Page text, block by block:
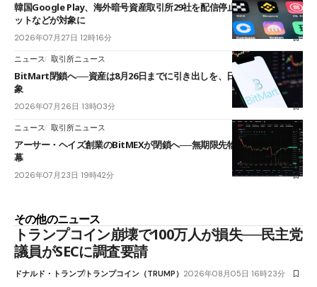
韓国Google Play、海外暗号資産取引所29社を配信停止──OKXやバイビ
ットなどが対象に
2026年07月27日 12時16分
ニュース 取引所ニュース
BitMart閉鎖へ──資産は8月26日までに引き出しを、日本人利用者も対
象
2026年07月26日 13時03分
ニュース 取引所ニュース
アーサー・ヘイズ創業のBitMEXが閉鎖へ──無期限先物を生んだ11年に
幕
2026年07月23日 19時42分
その他のニュース
トランプコイン崩壊で100万人が損失──民主党
議員がSECに調査要請
ドナルド・トランプトランプコイン（TRUMP） 2026年08月05日 16時23分